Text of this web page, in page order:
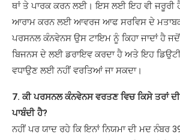
ਥਾਂ ਤੇ ਪਾਰਕ ਕਰਨ ਲਈ। ਇਸ ਲਈ ਇਹ ਵੀ ਜਰੂਰੀ
ਆਰਾਮ ਕਰਨ ਲਈ ਆਵਰਜ ਆਫ ਸਰਵਿਸ ਦੇ ਮਤਾਬਕ
ਪਰਸਨਲ ਕੰਨਵੇਨਸ ਉਸ ਟਾਇਮ ਨੂੰ ਕਿਹਾ ਜਾਦਾਂ ਹੈ
ਬਿਜਨਸ ਦੇ ਲਈ ਡਰਾਇਵ ਕਰਦਾ ਹੈ ਅਤੇ ਇਹ
ਵਧਾਉਣ ਲਈ ਨਹੀਂ ਵਰਤਿਆਂ ਜਾ ਸਕਦਾ।
7. ਕੀ ਪਰਸਨਲ ਕੰਨਵੇਨਸ ਵਰਤਣ ਵਿਚ ਕਿਸੇ ਤਰਾਂ
ਪਾਬੰਦੀ ਹੈ?
ਨਹੀਂ ਪਰ ਯਾਦ ਰਹੇ ਕਿ ਇਨਾਂ ਨਿਯਮਾ ਦੀ ਮਦ ਨੰਬਰ